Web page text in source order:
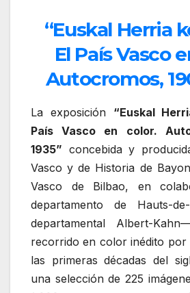
“Euskal Herria
El País Vasco
Autocromos,
La exposición “Euskal
País Vasco en color.
1935” concebida y
Vasco y de Historia de
Vasco de Bilbao, en
departamento de Hauts-
departamental Albert-
recorrido en color inédito por
las primeras décadas del
una selección de 225